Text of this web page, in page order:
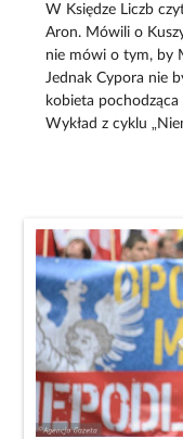
W Księdze Liczb
Aron. Mówili o
nie mówi o tym, by
Jednak Cypora nie
kobieta pochodząca
Wykład z cyklu